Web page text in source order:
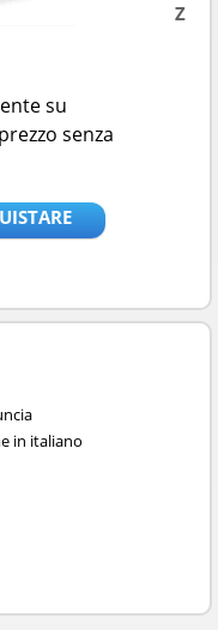
Z
su
senza
in italiano